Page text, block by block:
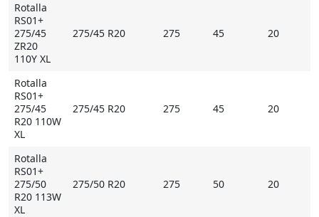
Rotalla
RS01+
275/45
ZR20
110Y XL
275/45 R20 275 45 20
Rotalla
RS01+
275/45
R20 110W
XL
275/45 R20 275 45 20
Rotalla
RS01+
275/50
R20 113W
XL
275/50 R20 275 50 20